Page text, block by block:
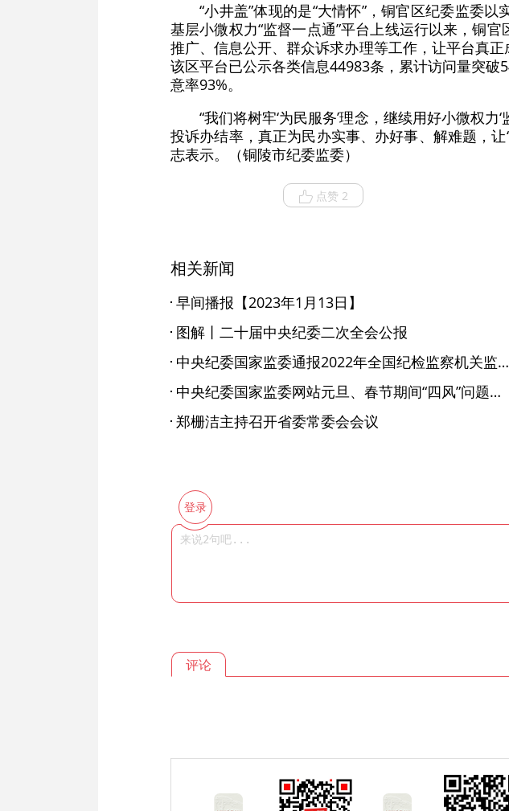
“小井盖”体现的是“大情怀”，铜官区纪委监委
基层小微权力“监督一点通”平台上线运行以来，铜
推广、信息公开、群众诉求办理等工作，让平台真
该区平台已公示各类信息44983条，累计访问量突
意率93%。
“我们将树牢‘为民服务’理念，继续用好小微权
投诉办结率，真正为民办实事、办好事、解难题，
志表示。（铜陵市纪委监委）
点赞 2
相关新闻
早间播报【2023年1月13日】
图解丨二十届中央纪委二次全会公报
中央纪委国家监委通报2022年全国纪检监察机关监督检查审查调查情况
中央纪委国家监委网站元旦、春节期间“四风”问题监督举报曝光专区第二周通报7起典型案例
郑栅洁主持召开省委常委会会议
登录
评论